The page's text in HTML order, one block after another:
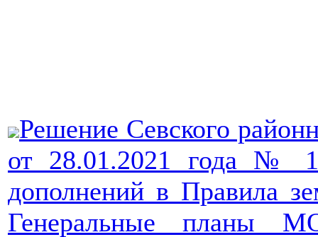
Решение Севского
от 28.01.2021 года №
дополнений в Правила
Генеральные планы МО